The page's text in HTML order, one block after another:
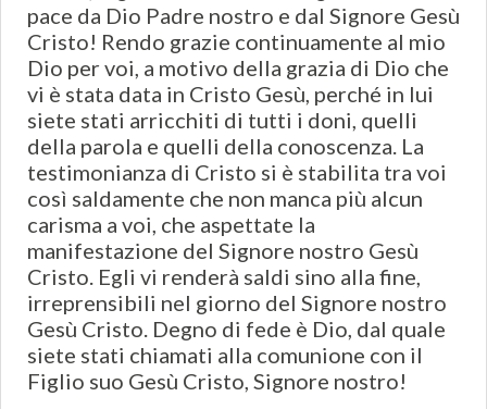
pace da Dio Padre nostro e dal Signore Gesù
Cristo! Rendo grazie continuamente al mio
Dio per voi, a motivo della grazia di Dio che
vi è stata data in Cristo Gesù, perché in lui
siete stati arricchiti di tutti i doni, quelli
della parola e quelli della conoscenza. La
testimonianza di Cristo si è stabilita tra voi
così saldamente che non manca più alcun
carisma a voi, che aspettate la
manifestazione del Signore nostro Gesù
Cristo. Egli vi renderà saldi sino alla fine,
irreprensibili nel giorno del Signore nostro
Gesù Cristo. Degno di fede è Dio, dal quale
siete stati chiamati alla comunione con il
Figlio suo Gesù Cristo, Signore nostro!